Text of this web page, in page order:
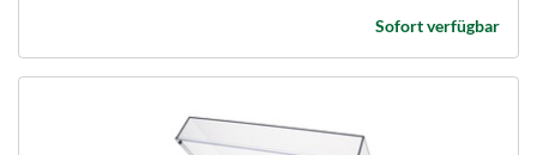
Sofort verfügbar